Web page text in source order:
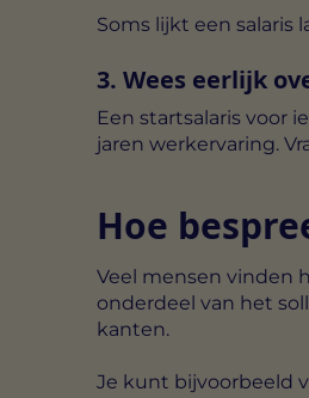
Soms lijkt een salaris
3. Wees eerlijk
Een startsalaris voor
jaren werkervaring.
Hoe
Veel mensen vinden
onderdeel van het
kanten.
Je kunt bijvoorbeeld